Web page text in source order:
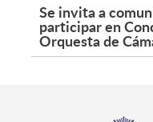
Se invita a
participar en
Orquesta de